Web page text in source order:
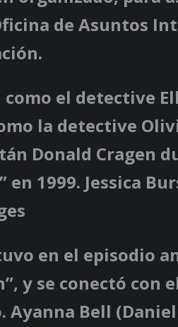
de Asuntos
el detective
la detective
Donald Cragen
en 1999. Jessica
en el episodio
y se conectó con
Ayanna Bell